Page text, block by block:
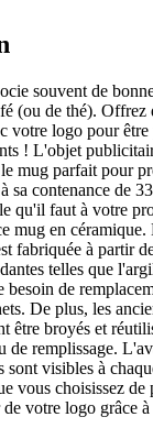
souvent de
(ou de thé). Offrez
votre logo pour être
! L'objet
mug parfait pour
sa contenance de
qu'il faut à votre
mug en céramique.
fabriquée à partir
telles que
besoin de
De plus, les
être broyés et
de remplissage.
sont visibles à
vous choisissez de
votre logo grâce à